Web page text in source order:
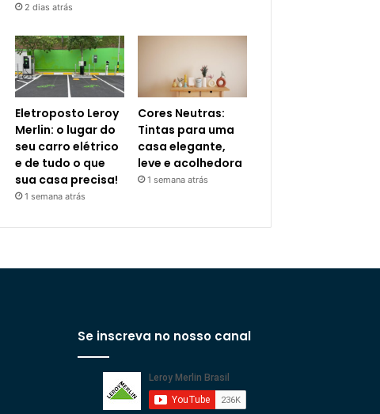
2 dias atrás
Eletroposto Leroy
Merlin: o lugar do
seu carro elétrico
e de tudo o que
sua casa precisa!
1 semana atrás
Cores Neutras:
Tintas para uma
casa elegante,
leve e acolhedora
1 semana atrás
Se inscreva no nosso canal